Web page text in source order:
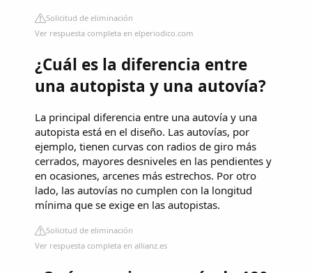
Solicitud de eliminación
Ver respuesta completa en elperiodico.com
¿Cuál es la diferencia entre
una autopista y una autovía?
La principal diferencia entre una autovía y una
autopista está en el diseño. Las autovías, por
ejemplo, tienen curvas con radios de giro más
cerrados, mayores desniveles en las pendientes y
en ocasiones, arcenes más estrechos. Por otro
lado, las autovías no cumplen con la longitud
mínima que se exige en las autopistas.
Solicitud de eliminación
Ver respuesta completa en allianz.es